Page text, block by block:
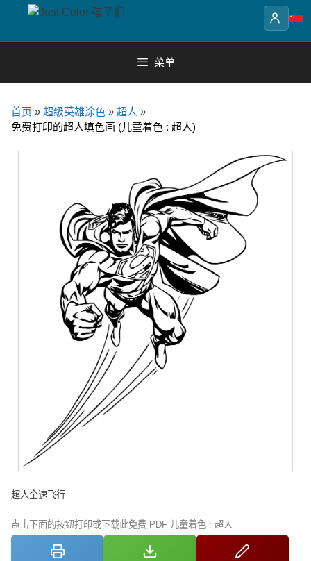
content
菜单
首页 » 超级英雄涂色 » 超人 »
免费打印的超人填色画 (儿童着色 : 超人)
超人全速飞行
点击下面的按钮打印或下载此免费 PDF 儿童着色 : 超人